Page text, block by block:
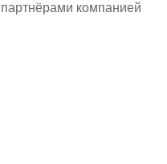
компанией